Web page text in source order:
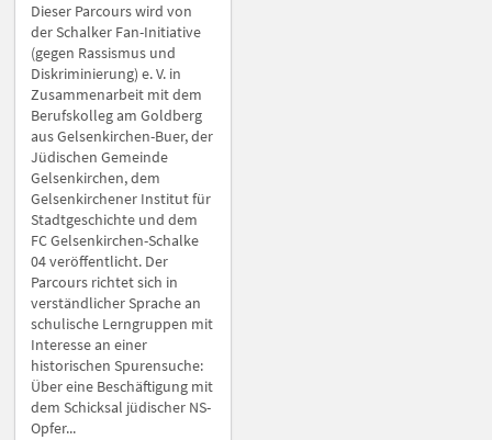
Dieser Parcours wird von
der Schalker Fan-Initiative
(gegen Rassismus und
Diskriminierung) e. V. in
Zusammenarbeit mit dem
Berufskolleg am Goldberg
aus Gelsenkirchen-Buer, der
Jüdischen Gemeinde
Gelsenkirchen, dem
Gelsenkirchener Institut für
Stadtgeschichte und dem
FC Gelsenkirchen-Schalke
04 veröffentlicht. Der
Parcours richtet sich in
verständlicher Sprache an
schulische Lerngruppen mit
Interesse an einer
historischen Spurensuche:
Über eine Beschäftigung mit
dem Schicksal jüdischer NS-
Opfer...